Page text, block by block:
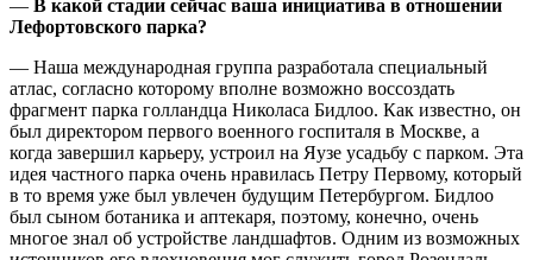
— В какой стадии сейчас ваша инициатива в отношении
Лефортовского парка?
— Наша международная группа разработала специальный
атлас, согласно которому вполне возможно воссоздать
фрагмент парка голландца Николаса Бидлоо. Как известно, он
был директором первого военного госпиталя в Москве, а
когда завершил карьеру, устроил на Яузе усадьбу с парком. Эта
идея частного парка очень нравилась Петру Первому, который
в то время уже был увлечен будущим Петербургом. Бидлоо
был сыном ботаника и аптекаря, поэтому, конечно, очень
многое знал об устройстве ландшафтов. Одним из возможных